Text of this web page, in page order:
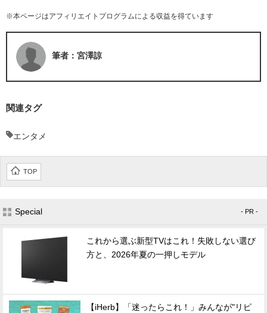
※本ページはアフィリエイトプログラムによる収益を得ています
筆者：宮澤諒
関連タグ
エンタメ
TOP
Special - PR -
これから選ぶ新型TVはこれ！失敗しない選び
方と、2026年夏の一押しモデル
【iHerb】「迷ったらこれ！」みんなが"リピ